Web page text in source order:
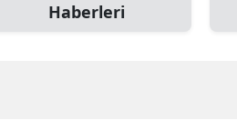
Haberleri